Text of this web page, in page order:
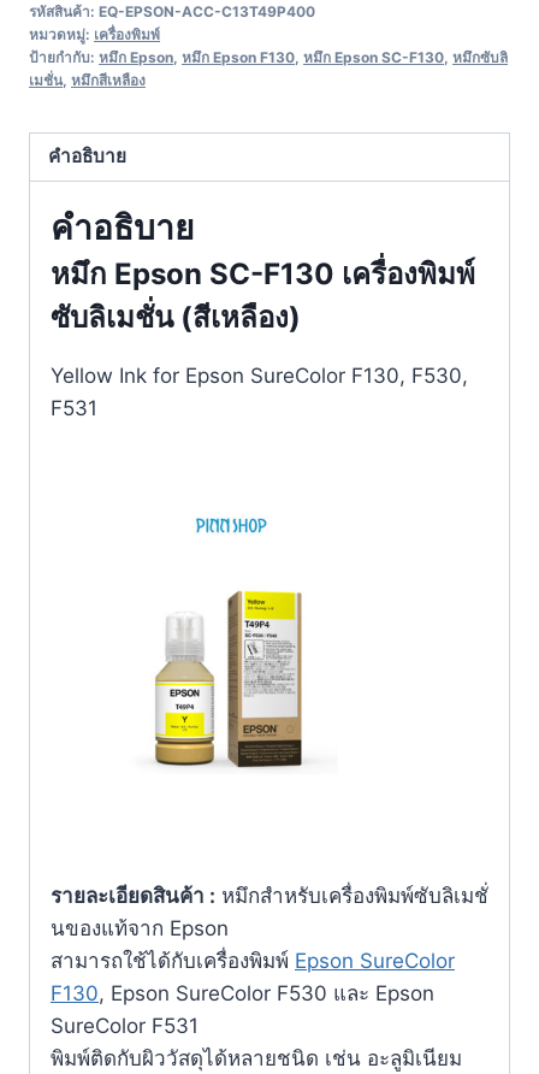
รหัสสินค้า: EQ-EPSON-ACC-C13T49P400
หมวดหมู่: เครื่องพิมพ์
ป้ายกำกับ: หมึก Epson หมึก Epson F130 หมึก Epson SC-F130 หมึกซับลิ
เมชั่น, หมึกสีเหลือง
คำอธิบาย
คำอธิบาย
หมึก Epson SC-F130 เครื่องพิมพ์
ซับลิเมชั่น (สีเหลือง)
Yellow Ink for Epson SureColor F130, F530,
F531
รายละเอียดสินค้า : หมึกสำหรับเครื่องพิมพ์ซับลิเมชั่
นของแท้จาก Epson
สามารถใช้ได้กับเครื่องพิมพ์ Epson SureColor
F130, Epson SureColor F530 และ Epson
SureColor F531
พิมพ์ติดกับผิววัสดุได้หลายชนิด เช่น อะลูมิเนียม